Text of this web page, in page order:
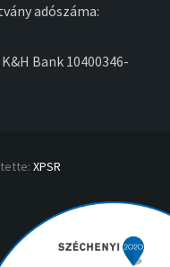
adószáma:
Bank 10400346-
XPSR